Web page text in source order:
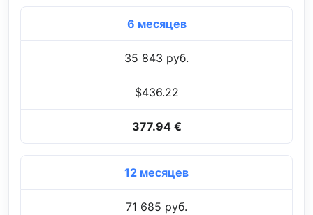
6 месяцев
35 843 руб.
$436.22
377.94 €
12 месяцев
71 685 руб.